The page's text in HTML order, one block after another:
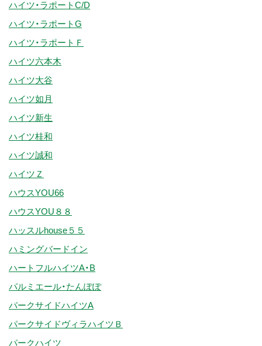
ハイツ・ラポートC/D
ハイツ・ラポートG
ハイツ・ラポートＦ
ハイツ六本木
ハイツ大谷
ハイツ如月
ハイツ新生
ハイツ桂和
ハイツ誠和
ハイツＺ
ハウスYOU66
ハウスYOU８８
ハッスルhouse５５
ハミングバードイン
ハートフルハイツA・B
パルミエール・たんぽぽ
パークサイドハイツA
パークサイドヴィラハイツＢ
パークハイツ